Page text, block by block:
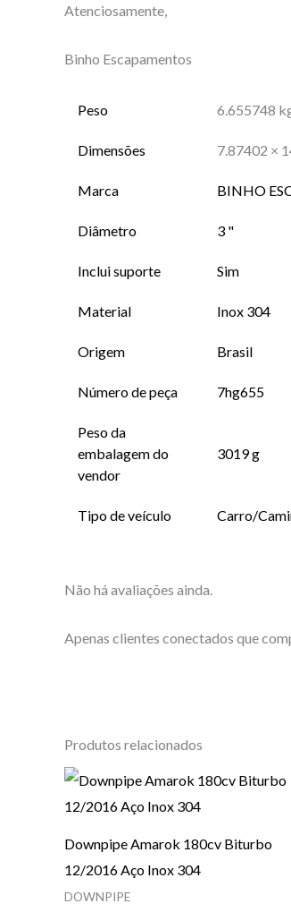
Atenciosamente,
Binho Escapamentos
Peso 6.655748
Dimensões 7.87402 ×
Marca BINHO
Diâmetro 3 "
Inclui suporte Sim
Material Inox 304
Origem Brasil
Número de peça 7hg655
Peso da
embalagem do
vendor
3019 g
Tipo de veículo Carro/
Não há avaliações ainda.
Apenas clientes conectados que
Produtos relacionados
Downpipe Amarok 180cv Biturbo
12/2016 Aço Inox 304
DOWNPIPE